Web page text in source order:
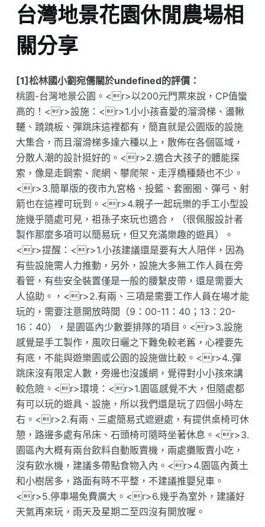
台灣地景花園休閒農場相
關分享
[1]松林國小劉宛儒關於undefined的評價：
桃園-台灣地景公園。<r>以200元門票來說，CP值蠻
高的！<r>設施：<r>1.小小孩喜愛的溜滑梯、盪鞦
韆、蹺蹺板、彈跳床這裡都有，簡直就是公園版的設施
大集合，而且溜滑梯多達六種以上，散佈在各個區域，
分散人潮的設計挺好的。<r>2.適合大孩子的體能探
索，像是走鋼索、爬網、攀爬架、走浮橋種類也不少。
<r>3.簡單版的夜市九宮格、投籃、套圈圈、彈弓、射
箭也在這裡可玩到。<r>4.親子一起玩樂的手工小型設
施幾乎隨處可見，祖孫子來玩也適合，（很佩服設計者
製作那麼多項可以簡易玩，但又充滿樂趣的遊具）。
<r>提醒：<r>1.小孩建議還是要有大人陪伴，因為
有些設施需人力推動，另外，設施大多無工作人員在旁
看管，有些安全裝置僅是一般的腰繫皮帶，還是需要大
人協助。，<r>2.有兩、三項是需要工作人員在場才能
玩的，需要注意開放時間（9：00-11：40；13：20-
16：40），是園區內少數要排隊的項目。<r>3.設施
感覺是手工製作，風吹日曬之下難免較老舊，心裡要先
有底，不能與遊樂園或公園的設施做比較。<r>4..彈
跳床沒有限定人數，旁邊也沒護網，覺得對小小孩來講
較危險。<r>環境：<r>1.園區感覺不大，但隨處都
有可以玩的遊具、設施，所以我們還是玩了四個小時左
右。<r>2.有兩、三處簡易式遮避處，有提供桌椅可休
憩，路邊多處有吊床、石頭椅可隨時坐著休息。<r>3.
園區內大概有兩台飲料自動販賣機，兩處攤販賣小吃，
沒有飲水機，建議多帶點食物入內。<r>4.園區內黃土
和小樹居多，路面有時不平整，不建議推嬰兒車。
<r>5.停車場免費廣大。<r>6.幾乎為室外，建議好
天氣再來玩，雨天及星期二至四沒有開放喔。